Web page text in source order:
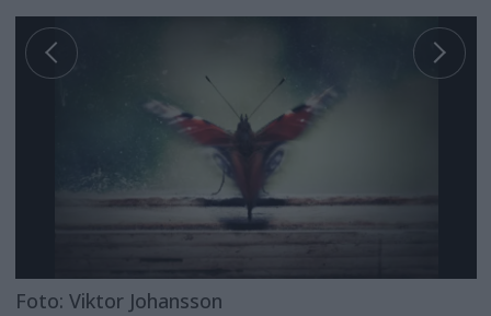
Foto: Viktor Johansson